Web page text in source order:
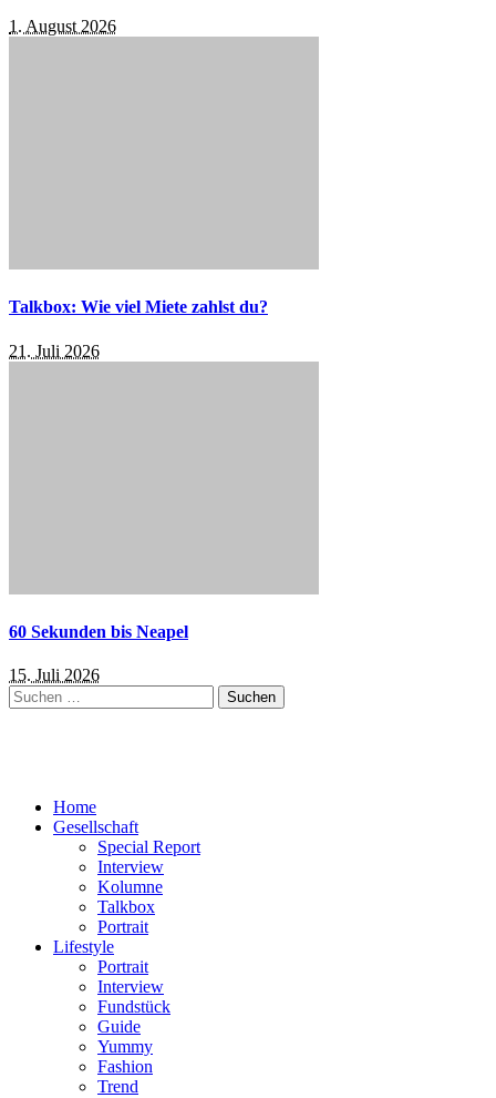
1. August 2026
Talkbox: Wie viel Miete zahlst du?
21. Juli 2026
60 Sekunden bis Neapel
15. Juli 2026
Suchen
nach:
Home
Gesellschaft
Special Report
Interview
Kolumne
Talkbox
Portrait
Lifestyle
Portrait
Interview
Fundstück
Guide
Yummy
Fashion
Trend